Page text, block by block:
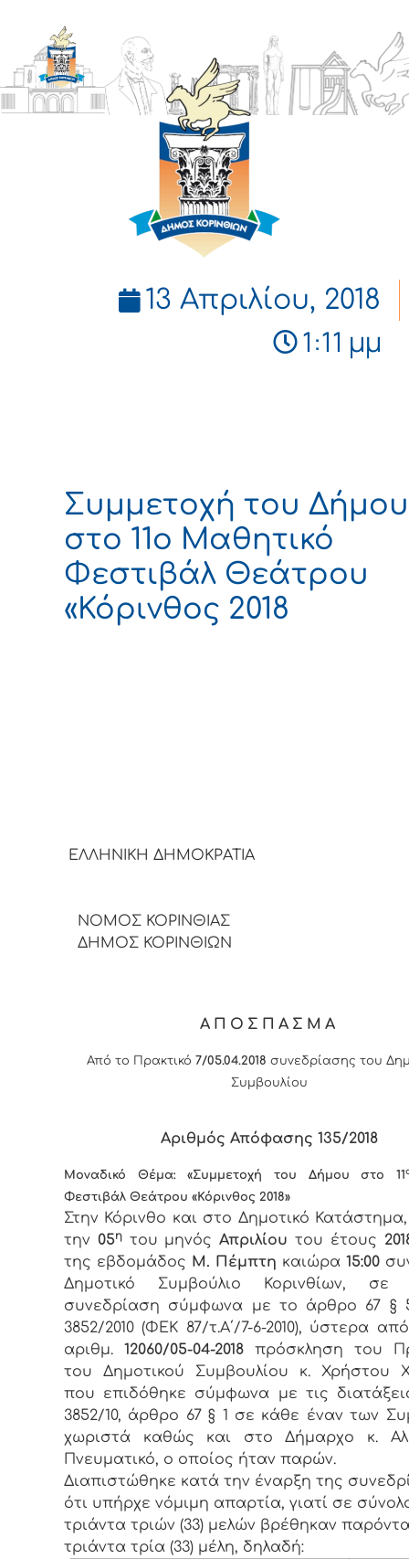
ΔΗΜΟΣ
ΚΟΡΙΝΘΙΩΝ
13 Απριλίου, 2018
1:11 μμ
Συμμετοχή του Δήμου
στο 11ο Μαθητικό
Φεστιβάλ Θεάτρου
«Κόρινθος 2018
ΕΛΛΗΝΙΚΗ ΔΗΜΟΚΡΑΤΙΑ
ΝΟΜΟΣ ΚΟΡΙΝΘΙΑΣ
ΔΗΜΟΣ ΚΟΡΙΝΘΙΩΝ
ΑΠΟΣΠΑΣΜΑ
Από το Πρακτικό 7/05.04.2018 συνεδρίασης του
Συμβουλίου
Αριθμός Απόφασης 135/2018
Μοναδικό Θέμα: «Συμμετοχή του Δήμου στο 11
Φεστιβάλ Θεάτρου «Κόρινθος 2018»
Στην Κόρινθο και στο Δημοτικό
την 05η του μηνόςΑπριλίου του έτους
της εβδομάδος Μ. Πέμπτη καιώρα 15:00
Δημοτικό Συμβούλιο Κορινθίων,
συνεδρίαση σύμφωνα με το άρθρο 67 §
3852/2010 (ΦΕΚ 87/τ.Α΄/7-6-2010), ύστερα
αριθμ. 12060/05-04-2018 πρόσκληση του
του Δημοτικού Συμβουλίου κ. Χρήστου
που επιδόθηκε σύμφωνα με τις
3852/10, άρθρο 67 § 1 σε κάθε έναν των
χωριστά καθώς και στο Δήμαρχο κ.
Πνευματικό, ο οποίος ήταν παρών.
Διαπιστώθηκε κατά την έναρξη της
ότι υπήρχε νόμιμη απαρτία, γιατί σε
τριάντα τριών (33) μελών βρέθηκαν
τριάντα τρία (33) μέλη, δηλαδή: